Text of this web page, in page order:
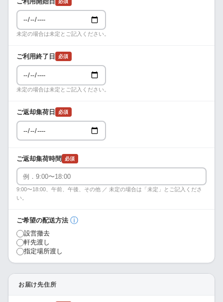
未定の場合は未定とご記入ください。
ご利用終了日 必須
未定の場合は未定とご記入ください。
ご返却集荷日 必須
ご返却集荷時間 必須
9:00〜18:00、午前、午後、その他 ／ 未定の場合は「未定」とご記入くださ
い。
ご希望の配送方法 ⓘ
設営撤去
軒先渡し
指定場所渡し
お届け先住所